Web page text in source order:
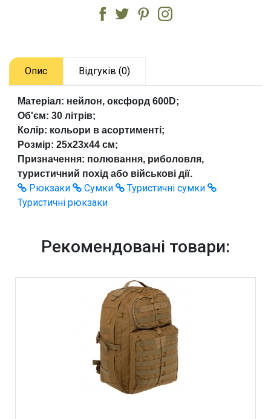
Опис Відгуків (0)
Матеріал: нейлон, оксфорд 600D;
Об'єм: 30 літрів;
Колір: кольори в асортименті;
Розмір: 25х23х44 см;
Призначення: полювання, риболовля,
туристичний похід або військові дії.
Рюкзаки Сумки
Туристичні сумки
Туристичні рюкзаки
Рекомендовані товари: